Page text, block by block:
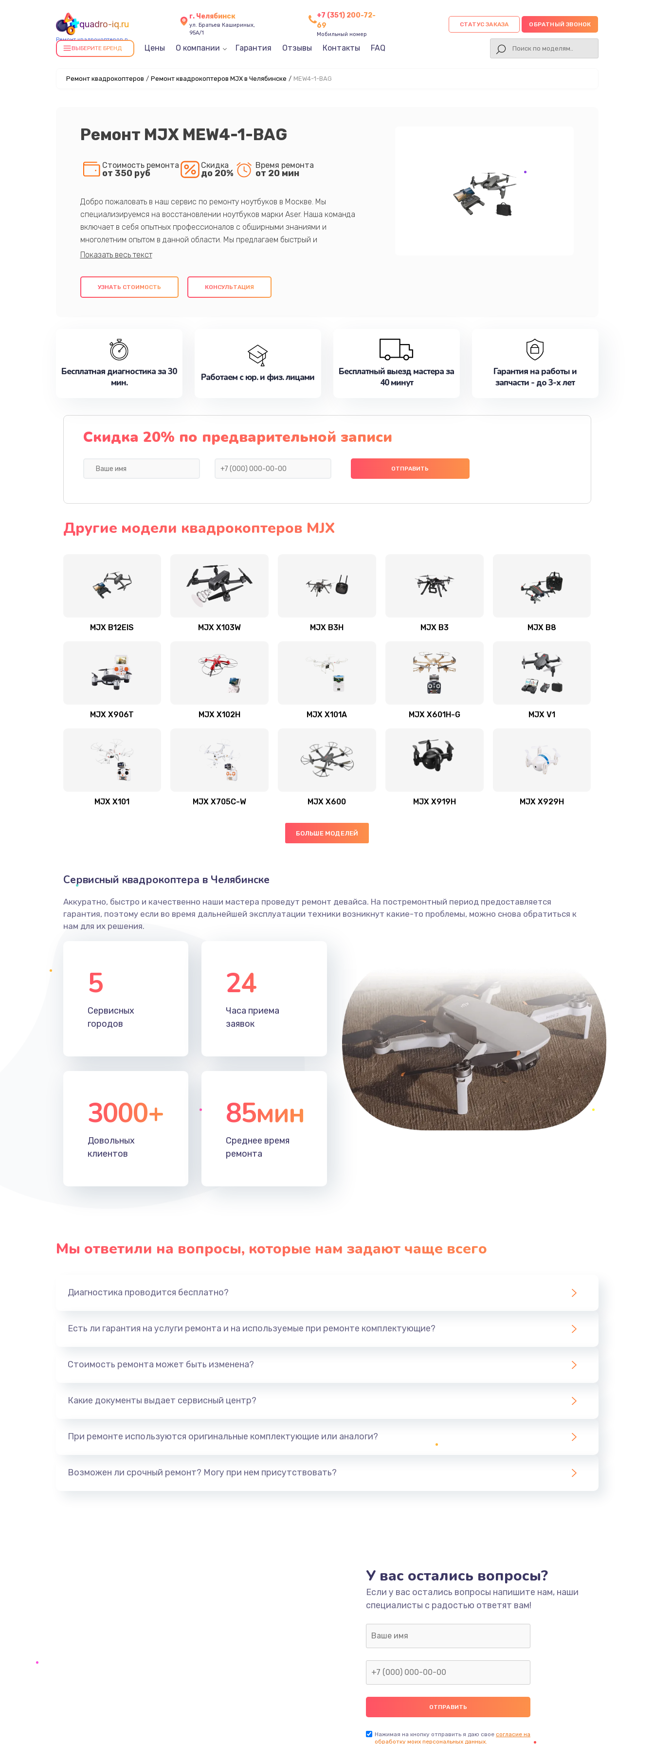
quadro-iq.ru
Ремонт квадрокоптеров в
Челябинске
г. Челябинск
ул. Братьев Кашириных,
95А/1
+7 (351) 200-72-
69
Мобильный номер
СТАТУС ЗАКАЗА ОБРАТНЫЙ ЗВОНОК
ВЫБЕРИТЕ БРЕНД Цены О компании Гарантия Отзывы Контакты FAQ
Ремонт квадрокоптеров / Ремонт квадрокоптеров MJX в Челябинске / MEW4-1-BAG
Ремонт MJX MEW4-1-BAG
Стоимость ремонта
от 350 руб
Скидка
до 20%
Время ремонта
от 20 мин
Добро пожаловать в наш сервис по ремонту ноутбуков в Москве. Мы
специализируемся на восстановлении ноутбуков марки Aser. Наша команда
включает в себя опытных профессионалов с обширными знаниями и
многолетним опытом в данной области. Мы предлагаем быстрый и
качественный ремонт с использованием оригинальных компонентов, а также
клиентам надежное и профессиональное обслуживание, удовлетворяя их
потребности наилучшим образом. Не медлите записаться на ремонт уже
УЗНАТЬ СТОИМОСТЬ КОНСУЛЬТАЦИЯ
Бесплатная диагностика за 30
мин.
Работаем с юр. и физ. лицами
Бесплатный выезд мастера за
40 минут
Гарантия на работы и
запчасти - до 3-х лет
Скидка 20% по предварительной записи
Другие модели квадрокоптеров MJX
MJX B12EIS MJX X103W MJX B3H MJX B3 MJX B8
MJX X906T MJX X102H MJX X101A MJX X601H-G MJX V1
MJX X101 MJX X705C-W MJX X600 MJX X919H MJX X929H
БОЛЬШЕ МОДЕЛЕЙ
Сервисный квадрокоптера в Челябинске
Аккуратно, быстро и качественно наши мастера проведут ремонт девайса. На постремонтный период предоставляется
гарантия, поэтому если во время дальнейшей эксплуатации техники возникнут какие-то проблемы, можно снова обратиться к
нам для их решения.
5
Сервисных
городов
24
Часа приема
заявок
3000+
Довольных
клиентов
85мин
Среднее время
ремонта
Мы ответили на вопросы, которые нам задают чаще всего
Диагностика проводится бесплатно?
Есть ли гарантия на услуги ремонта и на используемые при ремонте комплектующие?
Стоимость ремонта может быть изменена?
Какие документы выдает сервисный центр?
При ремонте используются оригинальные комплектующие или аналоги?
Возможен ли срочный ремонт? Могу при нем присутствовать?
У вас остались вопросы?
Если у вас остались вопросы напишите нам, наши
специалисты с радостью ответят вам!
Нажимая на кнопку отправить я даю свое согласие на
обработку моих персональных данных.